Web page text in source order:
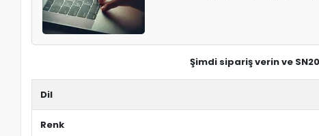
Şimdi sipariş verin ve
Dil
Renk